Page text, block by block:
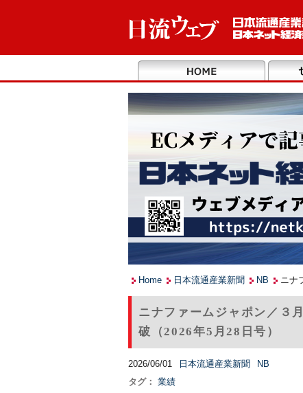
Home 日本流通産業新聞 NB ニナ
ニナファームジャポン／３
破（2026年5月28日号）
2026/06/01 日本流通産業新聞
NB
タグ： 業績